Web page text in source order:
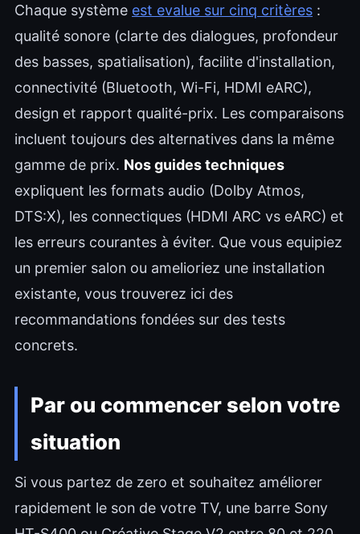
Chaque système est evalue sur cinq critères :
qualité sonore (clarte des dialogues, profondeur
des basses, spatialisation), facilite d'installation,
connectivité (Bluetooth, Wi-Fi, HDMI eARC),
design et rapport qualité-prix. Les comparaisons
incluent toujours des alternatives dans la même
gamme de prix. Nos guides techniques
expliquent les formats audio (Dolby Atmos,
DTS:X), les connectiques (HDMI ARC vs eARC) et
les erreurs courantes à éviter. Que vous equipiez
un premier salon ou amelioriez une installation
existante, vous trouverez ici des
recommandations fondées sur des tests
concrets.
Par ou commencer selon votre
situation
Si vous partez de zero et souhaitez améliorer
rapidement le son de votre TV, une barre Sony